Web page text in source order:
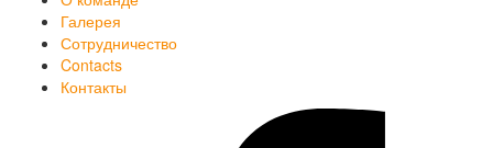
Галерея
Сотрудничество
Contacts
Контакты